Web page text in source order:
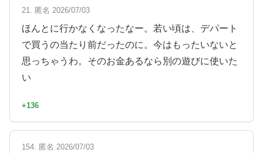
21. 匿名 2026/07/03
ほんとに行かなくなったなー。若い頃は、デパート
で買うの当たり前だったのに。今はもったいないと
思っちゃうわ。そのお金あるなら別の遊びに使いた
い
+136
154. 匿名 2026/07/03